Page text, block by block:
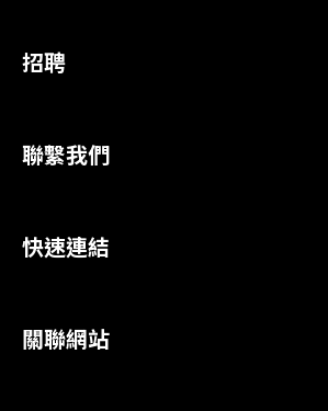
招聘
聯繫我們
快速連結
關聯網站